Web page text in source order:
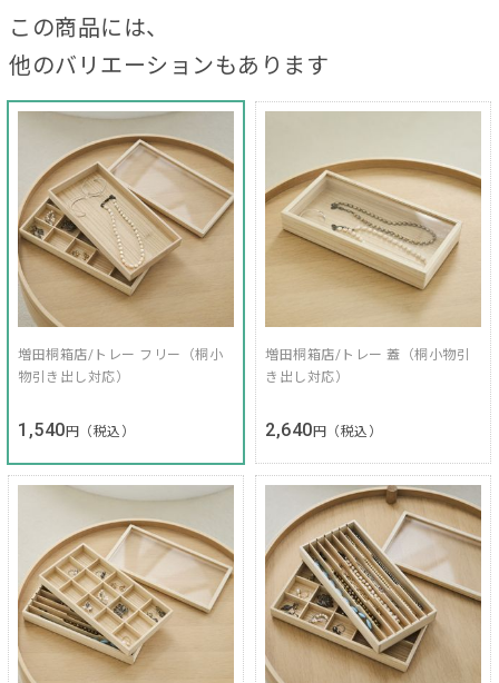
この商品には、
他のバリエーションもあります
増田桐箱店/トレー フリー（桐小
物引き出し対応）
1,540 円（税込）
増田桐箱店/トレー 蓋（桐小物引
き出し対応）
2,640 円（税込）